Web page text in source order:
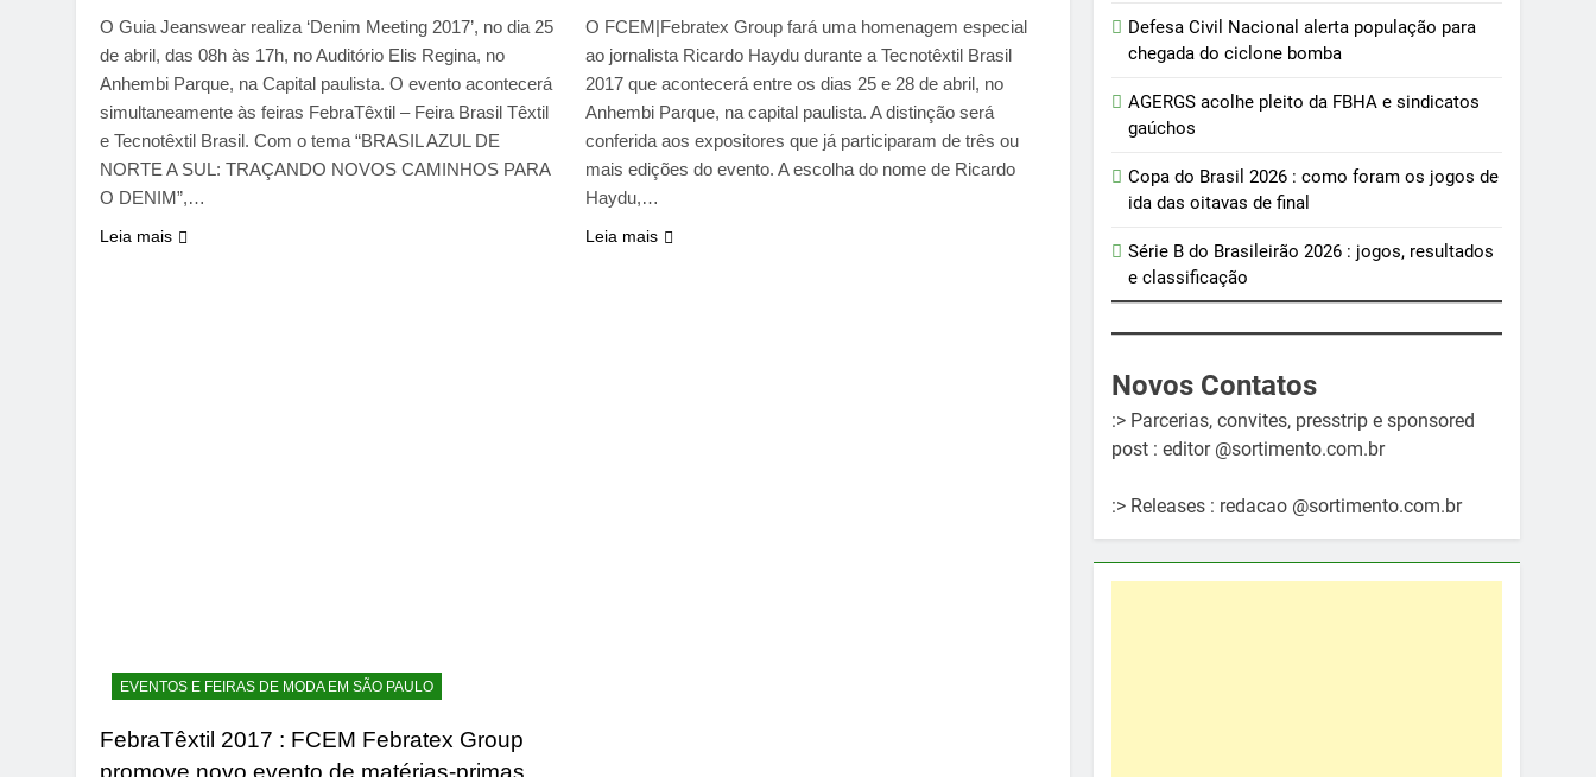
O Guia Jeanswear realiza ‘Denim Meeting 2017’, no dia 25
de abril, das 08h às 17h, no Auditório Elis Regina, no
Anhembi Parque, na Capital paulista. O evento acontecerá
simultaneamente às feiras FebraTêxtil – Feira Brasil Têxtil
e Tecnotêxtil Brasil. Com o tema “BRASIL AZUL DE
NORTE A SUL: TRAÇANDO NOVOS CAMINHOS PARA
O DENIM”,…
Leia mais
O FCEM|Febratex Group fará uma homenagem especial
ao jornalista Ricardo Haydu durante a Tecnotêxtil Brasil
2017 que acontecerá entre os dias 25 e 28 de abril, no
Anhembi Parque, na capital paulista. A distinção será
conferida aos expositores que já participaram de três ou
mais edições do evento. A escolha do nome de Ricardo
Haydu,…
Leia mais
EVENTOS E FEIRAS DE MODA EM SÃO PAULO
FebraTêxtil 2017 : FCEM Febratex Group
promove novo evento de matérias-primas
Defesa Civil Nacional alerta população para
chegada do ciclone bomba
AGERGS acolhe pleito da FBHA e sindicatos
gaúchos
Copa do Brasil 2026 : como foram os jogos de
ida das oitavas de final
Série B do Brasileirão 2026 : jogos, resultados
e classificação
Novos Contatos
:> Parcerias, convites, presstrip e sponsored
post : editor @sortimento.com.br
:> Releases : redacao @sortimento.com.br